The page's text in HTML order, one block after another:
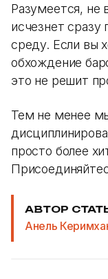
Разумеется, не
исчезнет сразу
среду. Если вы
обхождение
это не решит
Тем не менее
просто более
АВТОР
Анель